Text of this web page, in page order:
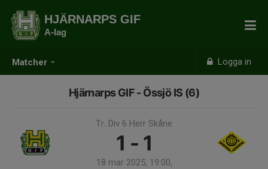
Matcher Logga in
HJÄRNARPS GIF
A-lag
Hjärnarps GIF - Össjö IS (6)
Tr. Div 6 Herr Skåne
1 - 1
18 mar 2025, 19:00,